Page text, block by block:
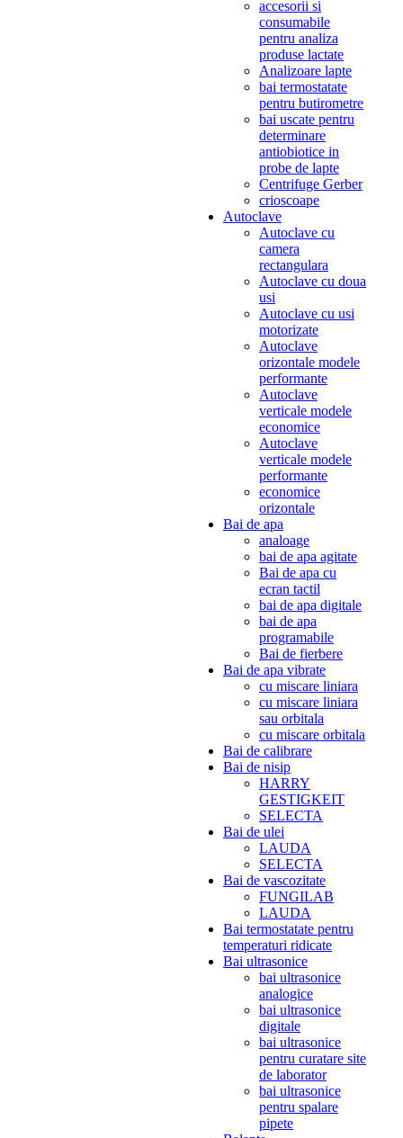
accesorii si
consumabile
pentru analiza
produse lactate
Analizoare lapte
bai termostatate
pentru butirometre
bai uscate pentru
determinare
antiobiotice in
probe de lapte
Centrifuge Gerber
crioscoape
Autoclave
Autoclave cu
camera
rectangulara
Autoclave cu doua
usi
Autoclave cu usi
motorizate
Autoclave
orizontale modele
performante
Autoclave
verticale modele
economice
Autoclave
verticale modele
performante
economice
orizontale
Bai de apa
analoage
bai de apa agitate
Bai de apa cu
ecran tactil
bai de apa digitale
bai de apa
programabile
Bai de fierbere
Bai de apa vibrate
cu miscare liniara
cu miscare liniara
sau orbitala
cu miscare orbitala
Bai de calibrare
Bai de nisip
HARRY
GESTIGKEIT
SELECTA
Bai de ulei
LAUDA
SELECTA
Bai de vascozitate
FUNGILAB
LAUDA
Bai termostatate pentru
temperaturi ridicate
Bai ultrasonice
bai ultrasonice
analogice
bai ultrasonice
digitale
bai ultrasonice
pentru curatare site
de laborator
bai ultrasonice
pentru spalare
pipete